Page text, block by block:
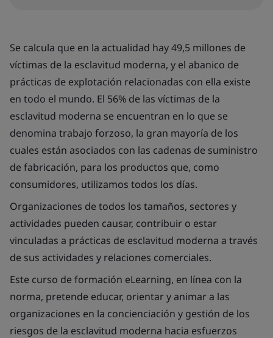
Se calcula que en la actualidad hay 49,5 millones de
víctimas de la esclavitud moderna, y el abanico de
prácticas de explotación relacionadas con ella existe
en todo el mundo. El 56% de las víctimas de la
esclavitud moderna se encuentran en lo que se
denomina trabajo forzoso, la gran mayoría de los
cuales están asociados con las cadenas de suministro
de fabricación, para los productos que, como
consumidores, utilizamos todos los días.
Organizaciones de todos los tamaños, sectores y
actividades pueden causar, contribuir o estar
vinculadas a prácticas de esclavitud moderna a través
de sus actividades y relaciones comerciales.
Este curso de formación eLearning, en línea con la
norma, pretende educar, orientar y animar a las
organizaciones en la concienciación y gestión de los
riesgos de la esclavitud moderna hacia esfuerzos